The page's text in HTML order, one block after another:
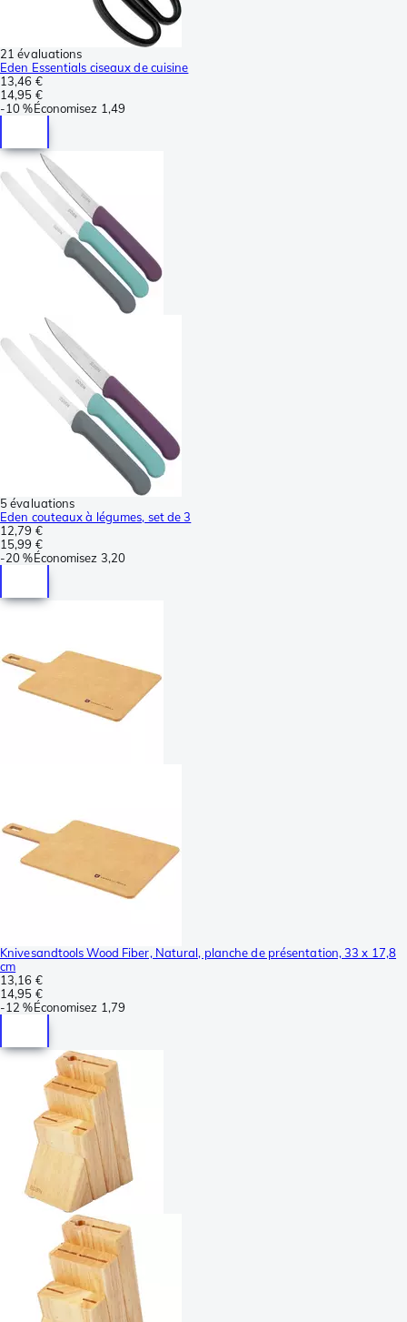
21 évaluations
Eden Essentials ciseaux de cuisine
13,46 €
14,95 €
-10 %Économisez 1,49
5 évaluations
Eden couteaux à légumes, set de 3
12,79 €
15,99 €
-20 %Économisez 3,20
Knivesandtools Wood Fiber, Natural, planche de présentation, 33 x 17,8
cm
13,16 €
14,95 €
-12 %Économisez 1,79